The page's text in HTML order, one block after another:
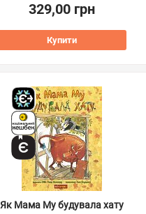
329,00 грн
Купити
Як Мама Му будувала хату